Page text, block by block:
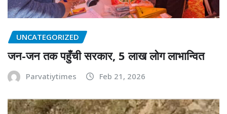
UNCATEGORIZED
जन-जन तक पहुँची सरकार, 5 लाख लोग लाभान्वित
Parvatiytimes Feb 21, 2026